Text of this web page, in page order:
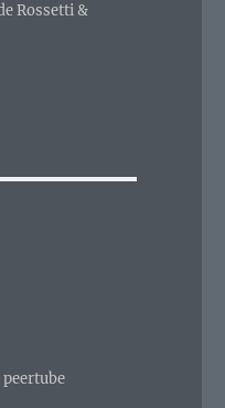
crawler. »
Rossetti &